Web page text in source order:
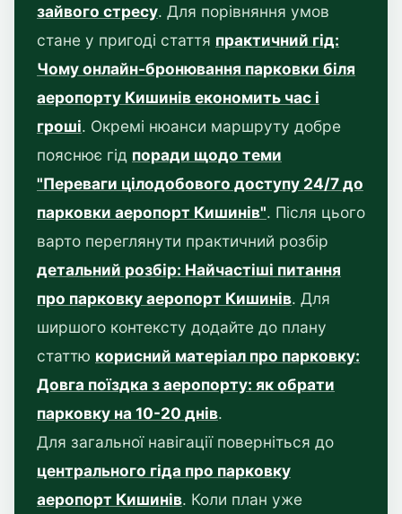
зайвого стресу. Для порівняння умов
стане у пригоді стаття практичний гід:
Чому онлайн-бронювання парковки біля
аеропорту Кишинів економить час і
гроші. Окремі нюанси маршруту добре
пояснює гід поради щодо теми
"Переваги цілодобового доступу 24/7 до
парковки аеропорт Кишинів". Після цього
варто переглянути практичний розбір
детальний розбір: Найчастіші питання
про парковку аеропорт Кишинів. Для
ширшого контексту додайте до плану
статтю корисний матеріал про парковку:
Довга поїздка з аеропорту: як обрати
парковку на 10-20 днів.
Для загальної навігації поверніться до
центрального гіда про парковку
аеропорт Кишинів. Коли план уже